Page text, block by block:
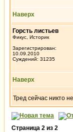
Наверх
Горсть листьев
Фикус, Историк
Зарегистрирован:
10.09.2010
Суждений: 31235
Наверх
Тред сейчас никто
Страница 2 из 2